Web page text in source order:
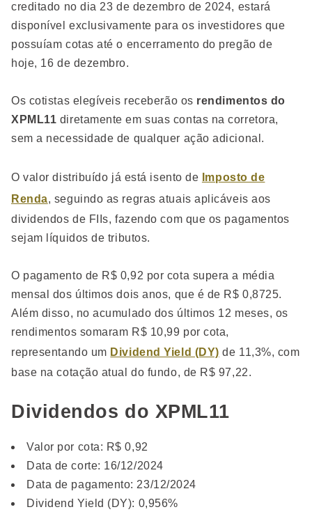
creditado no dia 23 de dezembro de 2024, estará
disponível exclusivamente para os investidores que
possuíam cotas até o encerramento do pregão de
hoje, 16 de dezembro.
Os cotistas elegíveis receberão os rendimentos do
XPML11 diretamente em suas contas na corretora,
sem a necessidade de qualquer ação adicional.
O valor distribuído já está isento de Imposto de
Renda, seguindo as regras atuais aplicáveis aos
dividendos de FIIs, fazendo com que os pagamentos
sejam líquidos de tributos.
O pagamento de R$ 0,92 por cota supera a média
mensal dos últimos dois anos, que é de R$ 0,8725.
Além disso, no acumulado dos últimos 12 meses, os
rendimentos somaram R$ 10,99 por cota,
representando um Dividend Yield (DY) de 11,3%, com
base na cotação atual do fundo, de R$ 97,22.
Dividendos do XPML11
Valor por cota: R$ 0,92
Data de corte: 16/12/2024
Data de pagamento: 23/12/2024
Dividend Yield (DY): 0,956%